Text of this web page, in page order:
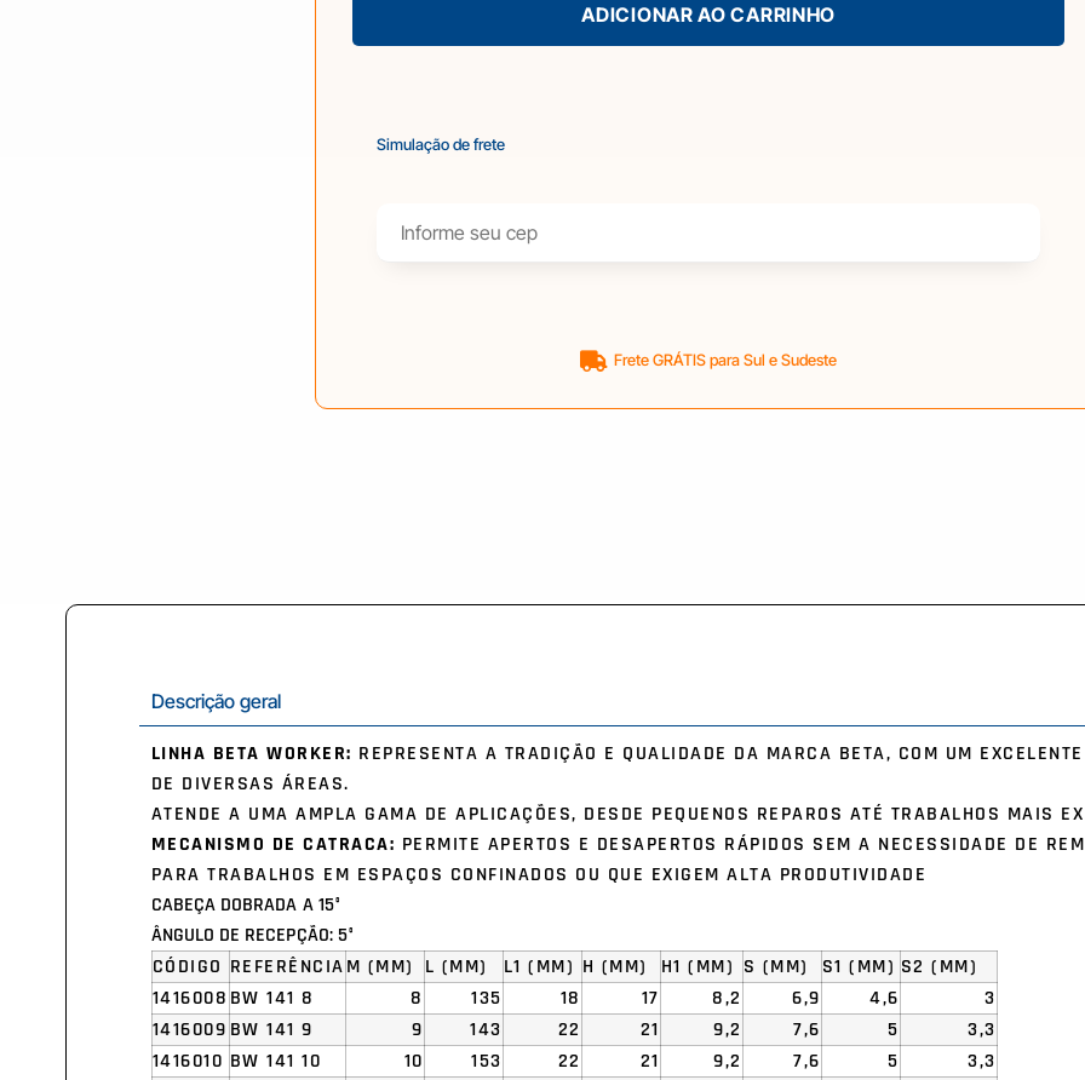
ADICIONAR AO CARRINHO
Simulação de frete
Frete GRÁTIS para Sul e Sudeste
Descrição geral
LINHA BETA WORKER: REPRESENTA A TRADIÇÃO E QUALIDADE DA MARCA BETA, COM UM
DE DIVERSAS ÁREAS.
ATENDE A UMA AMPLA GAMA DE APLICAÇÕES, DESDE PEQUENOS REPAROS ATÉ TRABALHOS MAIS
MECANISMO DE CATRACA: PERMITE APERTOS E DESAPERTOS RÁPIDOS SEM A NECESSIDADE DE
PARA TRABALHOS EM ESPAÇOS CONFINADOS OU QUE EXIGEM ALTA PRODUTIVIDADE
CABEÇA DOBRADA A 15°
ÂNGULO DE RECEPÇÃO: 5°
CÓDIGO REFERÊNCIAM (MM) L (MM) L1 (MM) H (MM) H1 (MM) S (MM) S1 (MM) S2 (MM)
1416008 BW 141 8 8 135 18 17 8,2 6,9 4,6
3
1416009 BW 141 9 9 143 22 21 9,2 7,6 5
3,3
1416010 BW 141 10 10 153 22 21 9,2 7,6 5 3,3